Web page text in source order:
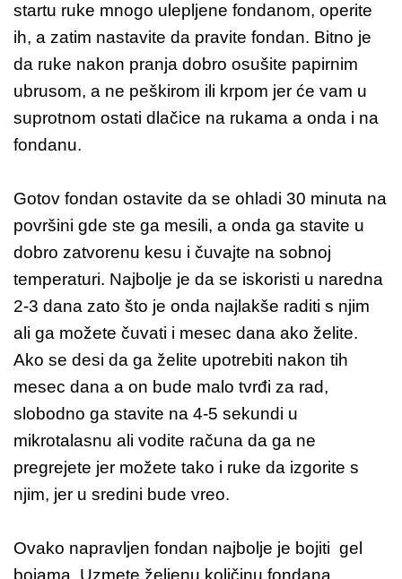
startu ruke mnogo ulepljene fondanom, operite
ih, a zatim nastavite da pravite fondan. Bitno je
da ruke nakon pranja dobro osušite papirnim
ubrusom, a ne peškirom ili krpom jer će vam u
suprotnom ostati dlačice na rukama a onda i na
fondanu.
Gotov fondan ostavite da se ohladi 30 minuta na
površini gde ste ga mesili, a onda ga stavite u
dobro zatvorenu kesu i čuvajte na sobnoj
temperaturi. Najbolje je da se iskoristi u naredna
2-3 dana zato što je onda najlakše raditi s njim
ali ga možete čuvati i mesec dana ako želite.
Ako se desi da ga želite upotrebiti nakon tih
mesec dana a on bude malo tvrđi za rad,
slobodno ga stavite na 4-5 sekundi u
mikrotalasnu ali vodite računa da ga ne
pregrejete jer možete tako i ruke da izgorite s
njim, jer u sredini bude vreo.
Ovako napravljen fondan najbolje je bojiti gel
bojama. Uzmete željenu količinu fondana,